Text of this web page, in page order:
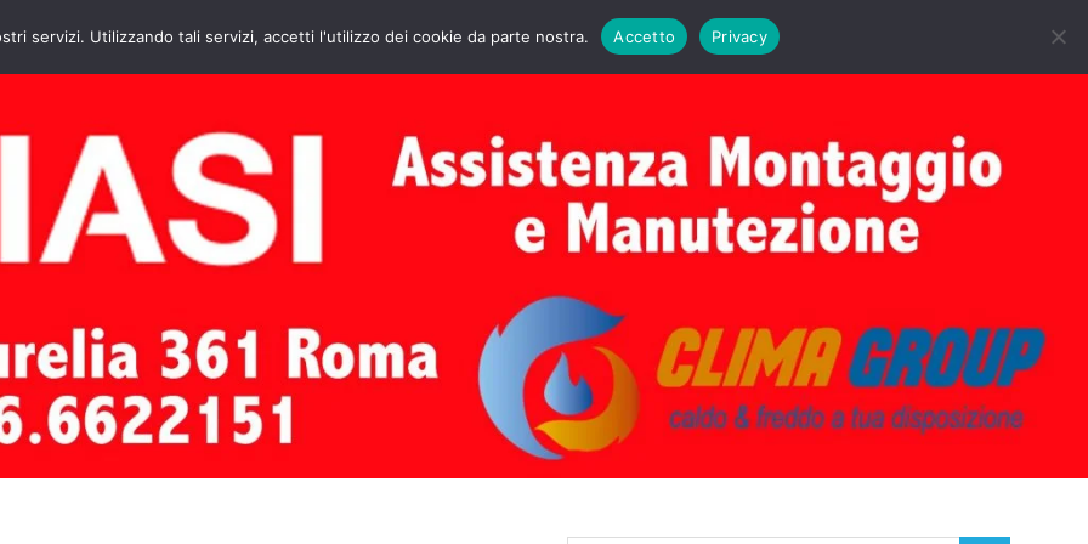
HOME CONTATTI ASSISTENZA CALDAIE BIASI PRIMA ACCENSIONE CALDAIE BIASI
servizi. Utilizzando tali servizi, accetti l'utilizzo dei cookie da parte nostra. Accetto Privacy